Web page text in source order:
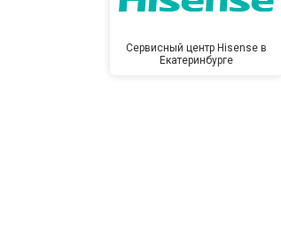
Сервисный центр Hisense в
Екатеринбурге